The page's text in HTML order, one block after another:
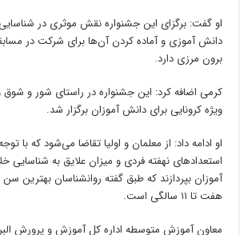
او گفت: برگزای این جشنواره نقش موثری در شناسایی
دانش آموزی و آماده کردن آن‌ها برای شرکت در
برون مرزی دارد.
کرمی اضافه کرد: این جشنواره در راستای شور و شوق
ویژه کرونایی برای دانش آموزان برگزار شد.
او ادامه داد: از معلمان و اولیا تقاضا می‌شود که با
استعداد‌های نهفته فردی و میزان علایق به شناسایی
آموزان بپردازند که طبق گفته روانشناسان بهترین
هفت تا ۱۱ سالگی است.
معاون آموزش متوسطه اداره کل آموزش و پرورش